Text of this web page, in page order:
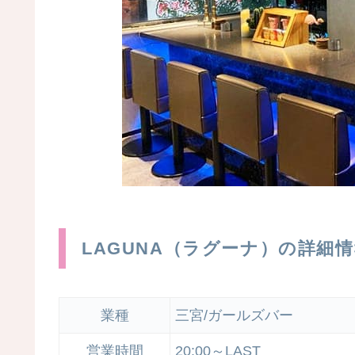
LAGUNA（ラグーナ）の詳細
業種 三宮/ガールズバー
営業時間 20:00～LAST